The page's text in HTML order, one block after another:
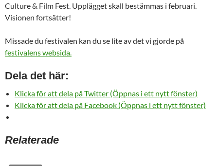
Culture & Film Fest. Upplägget skall bestämmas i februari.
Visionen fortsätter!
Missade du festivalen kan du se lite av det vi gjorde på
festivalens websida.
Dela det här:
Klicka för att dela på Twitter (Öppnas i ett nytt fönster)
Klicka för att dela på Facebook (Öppnas i ett nytt fönster)
Relaterade